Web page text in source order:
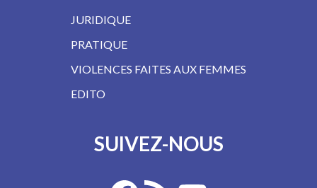
JURIDIQUE
PRATIQUE
VIOLENCES FAITES AUX FEMMES
EDITO
SUIVEZ-NOUS